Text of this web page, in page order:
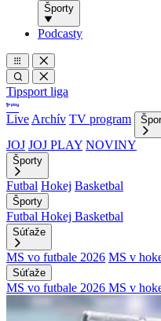
Športy
Podcasty
Tipsport liga
Live Archív TV program
JOJ JOJ PLAY NOVINY
Športy
Futbal Hokej Basketbal
Športy
Futbal Hokej Basketbal
Súťaže
MS vo futbale 2026 MS v
Súťaže
MS vo futbale 2026 MS v